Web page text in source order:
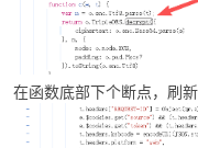
在函数底部下个断点，刷